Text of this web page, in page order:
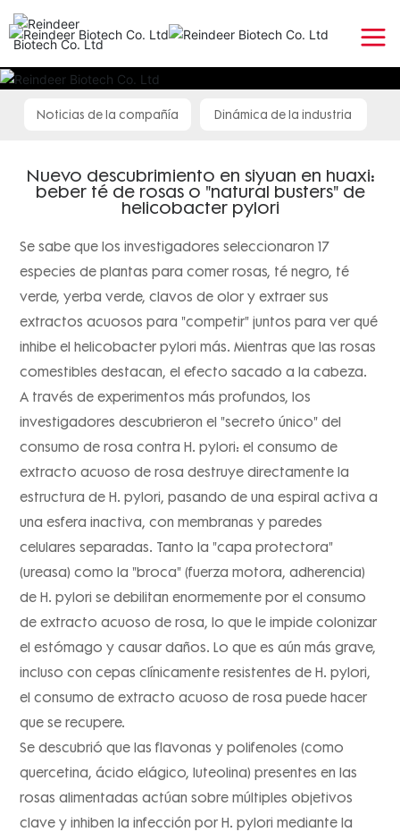
Noticias de la compañía Dinámica de la industria
Nuevo descubrimiento en siyuan en huaxi:
beber té de rosas o "natural busters" de
helicobacter pylori
Se sabe que los investigadores seleccionaron 17
especies de plantas para comer rosas, té negro, té
verde, yerba verde, clavos de olor y extraer sus
extractos acuosos para "competir" juntos para ver qué
inhibe el helicobacter pylori más. Mientras que las rosas
comestibles destacan, el efecto sacado a la cabeza.
A través de experimentos más profundos, los
investigadores descubrieron el "secreto único" del
consumo de rosa contra H. pylori: el consumo de
extracto acuoso de rosa destruye directamente la
estructura de H. pylori, pasando de una espiral activa a
una esfera inactiva, con membranas y paredes
celulares separadas. Tanto la "capa protectora"
(ureasa) como la "broca" (fuerza motora, adherencia)
de H. pylori se debilitan enormemente por el consumo
de extracto acuoso de rosa, lo que le impide colonizar
el estómago y causar daños. Lo que es aún más grave,
incluso con cepas clínicamente resistentes de H. pylori,
el consumo de extracto acuoso de rosa puede hacer
que se recupere.
Se descubrió que las flavonas y polifenoles (como
quercetina, ácido elágico, luteolina) presentes en las
rosas alimentadas actúan sobre múltiples objetivos
clave y inhiben la infección por H. pylori mediante la